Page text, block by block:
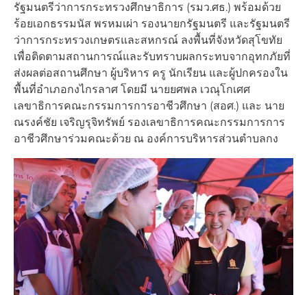
รัฐมนตรีว่าการกระทรวงศึกษาธิการ (รมว.ศธ.) พร้อมด้วย
ร้อยเอกธรรมนัส พรหมเผ่า รองนายกรัฐมนตรี และรัฐมนตรี
ว่าการกระทรวงเกษตรและสหกรณ์ ลงพื้นที่จังหวัดสุโขทัย
เพื่อติดตามสถานการณ์และรับทราบผลกระทบจากอุทกภัยที่
ส่งผลต่อสถานศึกษา ผู้บริหาร ครู นักเรียน และผู้ปกครองใน
พื้นที่อำเภอกงไกรลาศ โดยมี นายยศพล เวณุโกเศศ
เลขาธิการคณะกรรมการการอาชีวศึกษา (สอศ.) และ นาย
ณรงค์ชัย เจริญรุจิทรัพย์ รองเลขาธิการคณะกรรมการการ
อาชีวศึกษาร่วมคณะด้วย ณ องค์การบริหารส่วนตำบลกง